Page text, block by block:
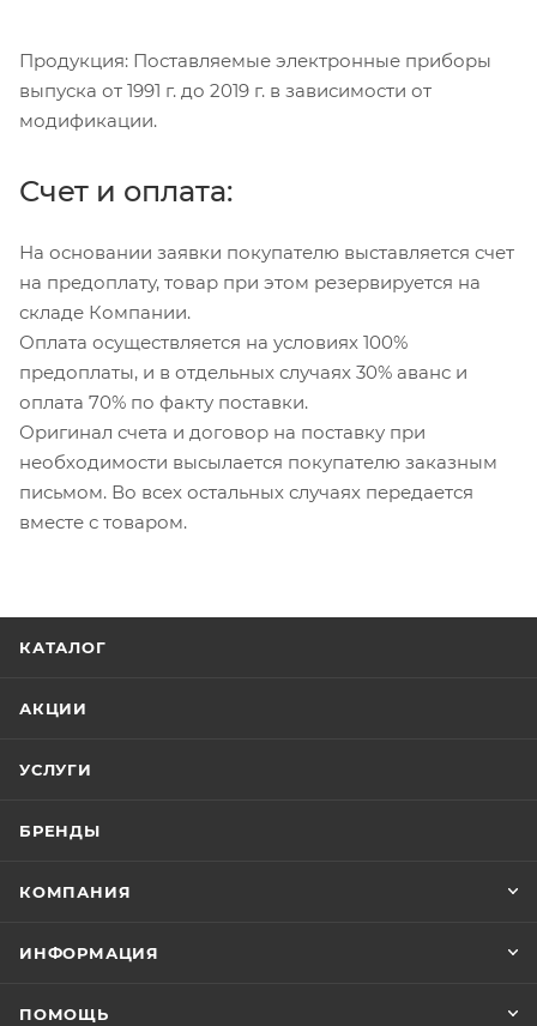
Продукция: Поставляемые электронные приборы
выпуска от 1991 г. до 2019 г. в зависимости от
модификации.
Счет и оплата:
На основании заявки покупателю выставляется счет
на предоплату, товар при этом резервируется на
складе Компании.
Оплата осуществляется на условиях 100%
предоплаты, и в отдельных случаях 30% аванс и
оплата 70% по факту поставки.
Оригинал счета и договор на поставку при
необходимости высылается покупателю заказным
письмом. Во всех остальных случаях передается
вместе с товаром.
КАТАЛОГ
АКЦИИ
УСЛУГИ
БРЕНДЫ
КОМПАНИЯ
ИНФОРМАЦИЯ
ПОМОЩЬ